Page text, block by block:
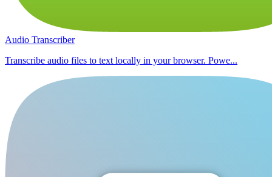
Audio Transcriber
Transcribe audio files to text locally in your browser. Powe...